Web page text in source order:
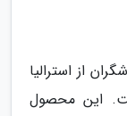
از استرالیا
این محصول